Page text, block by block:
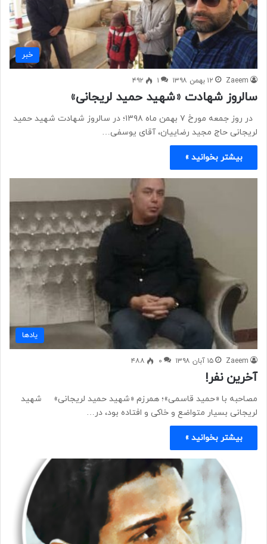
خبر
Zaeem ۱۲ بهمن ۱۳۹۸ ۱ ۴۹۲
سالروز شهادت «شهید حمید لریجانی»
در روز جمعه مورخ ۷ بهمن ماه ۱۳۹۸؛ در سالروز شهادت شهید حمید
لریجانی حاج مجید رضاییان، آقای یوسفی…
بیشتر بخوانید »
یادها
Zaeem ۱۵ آبان ۱۳۹۸ ۰ ۴۸۸
آخرین نفر!
مصاحبه با «حمید قاسمی»؛ همرزم «شهید حمید لریجانی» شهید
لریجانی بسیار متواضع و خاکی و افتاده بود، در…
بیشتر بخوانید »